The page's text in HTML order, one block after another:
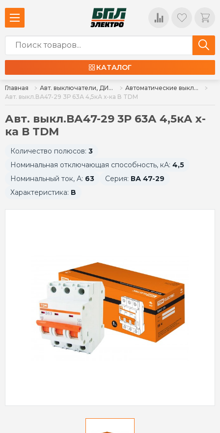
КАТАЛОГ
Главная Авт. выключатели, ДИФ, УЗО, ВН
Автоматические выключатели
Авт. выкл.ВА47-29 3Р 63А 4,5кА х-ка В TDM
Авт. выкл.ВА47-29 3Р 63А 4,5кА х-
ка В TDM
Количество полюсов: 3
Номинальная отключающая способность, кА: 4,5
Номинальный ток, А: 63 Серия: ВА 47-29
Характеристика: B